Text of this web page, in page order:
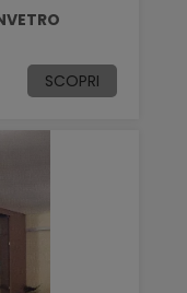
SCOPRI